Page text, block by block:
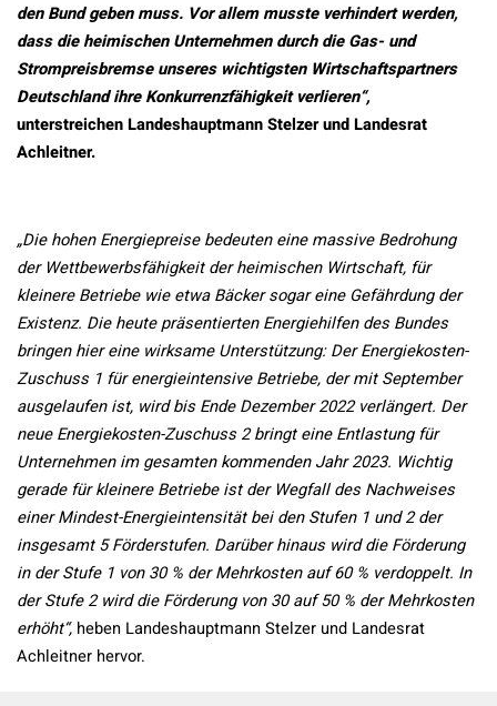
den Bund geben muss. Vor allem musste verhindert werden,
dass die heimischen Unternehmen durch die Gas- und
Strompreisbremse unseres wichtigsten Wirtschaftspartners
Deutschland ihre Konkurrenzfähigkeit verlieren“,
unterstreichen Landeshauptmann Stelzer und Landesrat
Achleitner.
„Die hohen Energiepreise bedeuten eine massive Bedrohung
der Wettbewerbsfähigkeit der heimischen Wirtschaft, für
kleinere Betriebe wie etwa Bäcker sogar eine Gefährdung der
Existenz. Die heute präsentierten Energiehilfen des Bundes
bringen hier eine wirksame Unterstützung: Der Energiekosten-
Zuschuss 1 für energieintensive Betriebe, der mit September
ausgelaufen ist, wird bis Ende Dezember 2022 verlängert. Der
neue Energiekosten-Zuschuss 2 bringt eine Entlastung für
Unternehmen im gesamten kommenden Jahr 2023. Wichtig
gerade für kleinere Betriebe ist der Wegfall des Nachweises
einer Mindest-Energieintensität bei den Stufen 1 und 2 der
insgesamt 5 Förderstufen. Darüber hinaus wird die Förderung
in der Stufe 1 von 30 % der Mehrkosten auf 60 % verdoppelt. In
der Stufe 2 wird die Förderung von 30 auf 50 % der Mehrkosten
erhöht“, heben Landeshauptmann Stelzer und Landesrat
Achleitner hervor.